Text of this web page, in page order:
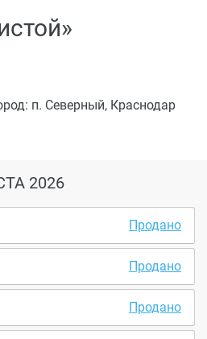
п. Северный, Краснодар
2026
Продано
Продано
Продано